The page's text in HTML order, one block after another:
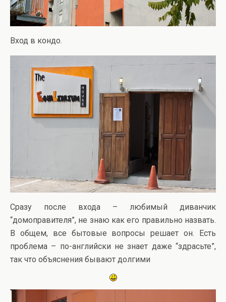
Вход в кондо.
Сразу после входа – любимый диванчик
“домоправителя”, не знаю как его правильно назвать.
В общем, все бытовые вопросы решает он. Есть
проблема – по-английски не знает даже “здрасьте”,
так что объяснения бывают долгими